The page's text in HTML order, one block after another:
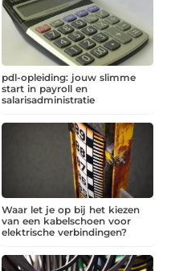
pdl-opleiding: jouw slimme
start in payroll en
salarisadministratie
Waar let je op bij het kiezen
van een kabelschoen voor
elektrische verbindingen?